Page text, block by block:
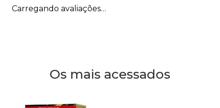
Carregando avaliações…
Os mais acessados